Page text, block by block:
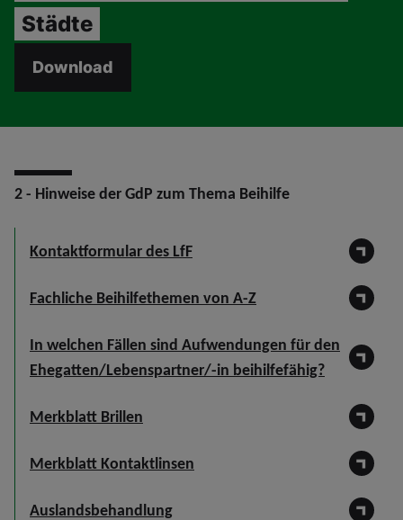
Städte
Download
2 - Hinweise der GdP zum Thema Beihilfe
Kontaktformular des LfF
Fachliche Beihilfethemen von A-Z
In welchen Fällen sind Aufwendungen für den
Ehegatten/Lebenspartner/-in beihilfefähig?
Merkblatt Brillen
Merkblatt Kontaktlinsen
Auslandsbehandlung